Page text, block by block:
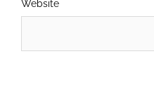
Website